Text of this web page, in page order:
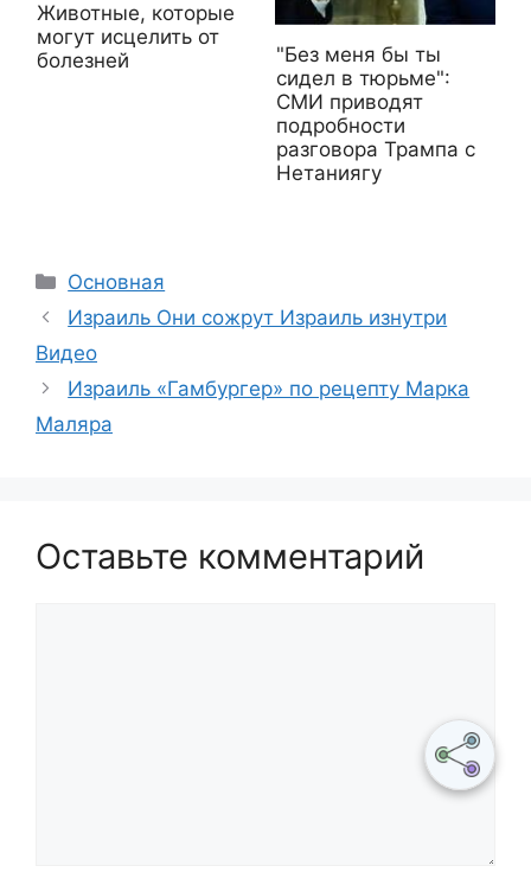
Животные, которые
могут исцелить от
болезней
"Без меня бы ты
сидел в тюрьме":
СМИ приводят
подробности
разговора Трампа с
Нетаниягу
Рубрики
Основная
Израиль Они сожрут Израиль изнутри
Видео
Израиль «Гамбургер» по рецепту Марка
Маляра
Оставьте комментарий